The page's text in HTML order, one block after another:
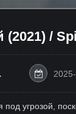
/
угрозой,